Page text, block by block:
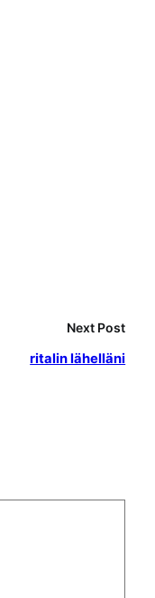
Next Post
ritalin lähelläni